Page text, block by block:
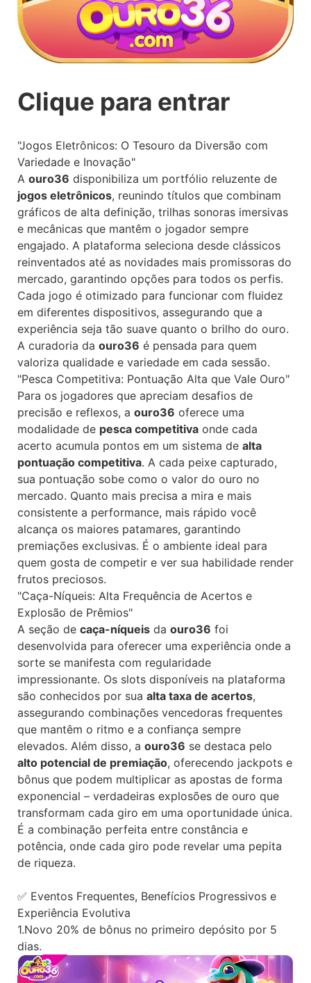
Clique para entrar
"Jogos Eletrônicos: O Tesouro da Diversão com
Variedade e Inovação"
A ouro36 disponibiliza um portfólio reluzente de
jogos eletrônicos, reunindo títulos que combinam
gráficos de alta definição, trilhas sonoras imersivas
e mecânicas que mantêm o jogador sempre
engajado. A plataforma seleciona desde clássicos
reinventados até as novidades mais promissoras do
mercado, garantindo opções para todos os perfis.
Cada jogo é otimizado para funcionar com fluidez
em diferentes dispositivos, assegurando que a
experiência seja tão suave quanto o brilho do ouro.
A curadoria da ouro36 é pensada para quem
valoriza qualidade e variedade em cada sessão.
"Pesca Competitiva: Pontuação Alta que Vale Ouro"
Para os jogadores que apreciam desafios de
precisão e reflexos, a ouro36 oferece uma
modalidade de pesca competitiva onde cada
acerto acumula pontos em um sistema de alta
pontuação competitiva. A cada peixe capturado,
sua pontuação sobe como o valor do ouro no
mercado. Quanto mais precisa a mira e mais
consistente a performance, mais rápido você
alcança os maiores patamares, garantindo
premiações exclusivas. É o ambiente ideal para
quem gosta de competir e ver sua habilidade render
frutos preciosos.
"Caça-Níqueis: Alta Frequência de Acertos e
Explosão de Prêmios"
A seção de caça-níqueis da ouro36 foi
desenvolvida para oferecer uma experiência onde a
sorte se manifesta com regularidade
impressionante. Os slots disponíveis na plataforma
são conhecidos por sua alta taxa de acertos,
assegurando combinações vencedoras frequentes
que mantêm o ritmo e a confiança sempre
elevados. Além disso, a ouro36 se destaca pelo
alto potencial de premiação, oferecendo jackpots e
bônus que podem multiplicar as apostas de forma
exponencial – verdadeiras explosões de ouro que
transformam cada giro em uma oportunidade única.
É a combinação perfeita entre constância e
potência, onde cada giro pode revelar uma pepita
de riqueza.
✅ Eventos Frequentes, Benefícios Progressivos e
Experiência Evolutiva
1.Novo 20% de bônus no primeiro depósito por 5
dias.